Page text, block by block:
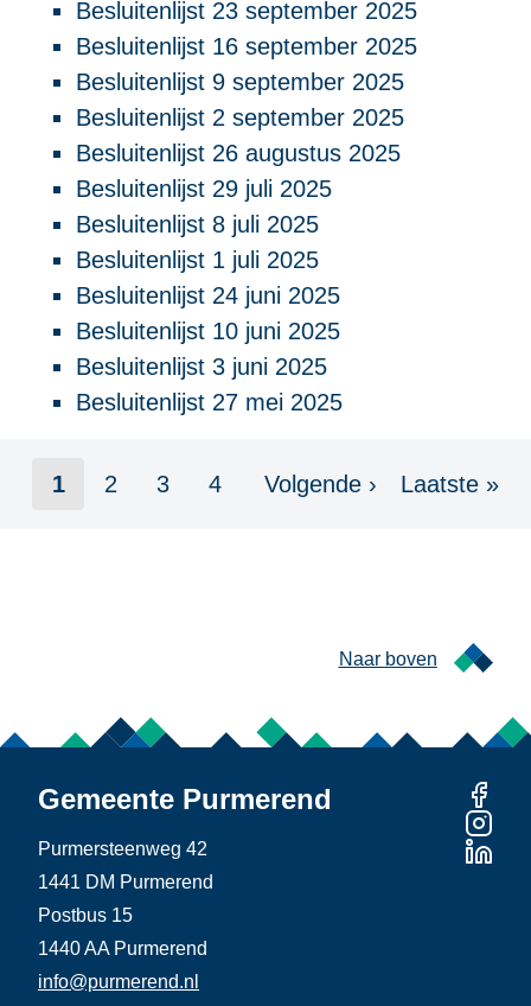
Besluitenlijst 23 september 2025
Besluitenlijst 16 september 2025
Besluitenlijst 9 september 2025
Besluitenlijst 2 september 2025
Besluitenlijst 26 augustus 2025
Besluitenlijst 29 juli 2025
Besluitenlijst 8 juli 2025
Besluitenlijst 1 juli 2025
Besluitenlijst 24 juni 2025
Besluitenlijst 10 juni 2025
Besluitenlijst 3 juni 2025
Besluitenlijst 27 mei 2025
Paginering
Pagina
1
Pagina
2
Pagina
3
Pagina
4
Volgende
Volgende ›
Laatste
Laatste »
Naar boven
Gemeente Purmerend
Purmersteenweg 42
1441 DM Purmerend
Postbus 15
1440 AA Purmerend
info@purmerend.nl